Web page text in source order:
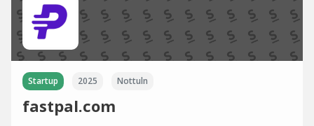
Startup 2025 Nottuln
fastpal.com